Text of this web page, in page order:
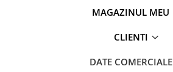
MAGAZINUL MEU
CLIENTI
DATE COMERCIALE